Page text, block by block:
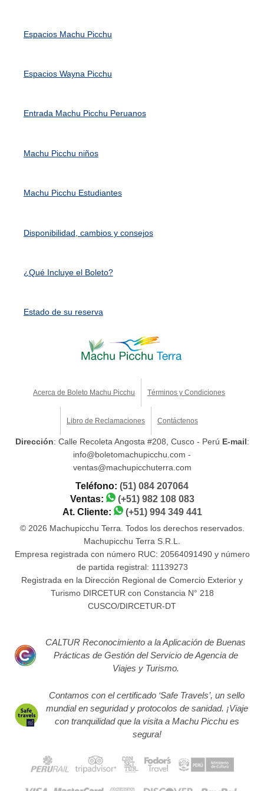
Espacios Machu Picchu
Espacios Wayna Picchu
Entrada Machu Picchu Peruanos
Machu Picchu niños
Machu Picchu Estudiantes
Disponibilidad, cambios y consejos
¿Qué Incluye el Boleto?
Estado de su reserva
Acerca de Boleto Machu Picchu Términos y Condiciones
Libro de Reclamaciones Contáctenos
Dirección: Calle Recoleta Angosta #208, Cusco - Perú E-mail:
info@boletomachupicchu.com -
ventas@machupicchuterra.com
Teléfono: (51) 084 207064
Ventas:
(+51) 982 108 083
At. Cliente:
(+51) 994 349 441
© 2026 Machupicchu Terra. Todos los derechos reservados.
Machupicchu Terra S.R.L.
Empresa registrada con número RUC: 20564091490 y número
de partida registral: 11139273
Registrada en la Dirección Regional de Comercio Exterior y
Turismo DIRCETUR con Constancia N° 218
CUSCO/DIRCETUR-DT
CALTUR Reconocimiento a la Aplicación de Buenas
Prácticas de Gestión del Servicio de Agencia de
Viajes y Turismo.
Contamos con el certificado ‘Safe Travels’, un sello
mundial en seguridad y protocolos de sanidad. ¡Viaje
con tranquilidad que la visita a Machu Picchu es
segura!